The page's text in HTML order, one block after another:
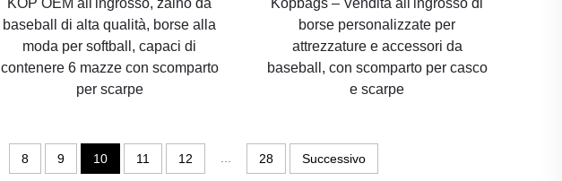
KOP OEM all'ingrosso, zaino da
baseball di alta qualità, borse alla
moda per softball, capaci di
contenere 6 mazze con scomparto
per scarpe
Kopbags – Vendita all'ingrosso di
borse personalizzate per
attrezzature e accessori da
baseball, con scomparto per casco
e scarpe
8 9 10 11 12 28 Successivo